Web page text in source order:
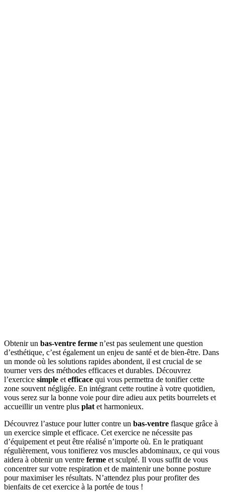
Obtenir un bas-ventre ferme n’est pas seulement une question
d’esthétique, c’est également un enjeu de santé et de bien-être. Dans
un monde où les solutions rapides abondent, il est crucial de se
tourner vers des méthodes efficaces et durables. Découvrez
l’exercice simple etefficace qui vous permettra de tonifier cette
zone souvent négligée. En intégrant cette routine à votre quotidien,
vous serez sur la bonne voie pour dire adieu aux petits bourrelets et
accueillir un ventre plus platet harmonieux.
Découvrez l’astuce pour lutter contre un bas-ventre flasque grâce à
un exercice simple et efficace. Cet exercice ne nécessite pas
d’équipement et peut être réalisé n’importe où. En le pratiquant
régulièrement, vous tonifierez vos muscles abdominaux, ce qui vous
aidera à obtenir un ventre ferme et sculpté. Il vous suffit de vous
concentrer sur votre respiration et de maintenir une bonne posture
pour maximiser les résultats. N’attendez plus pour profiter des
bienfaits de cet exercice à la portée de tous !